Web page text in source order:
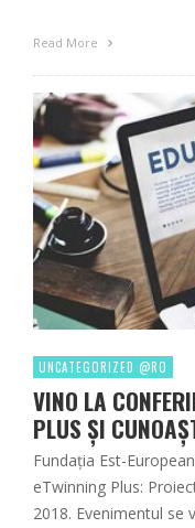
Read More
UNCATEGORIZED @RO
VINO LA
PLUS ȘI
Fundația Est-
eTwinning Plus:
2018. Evenimentul se